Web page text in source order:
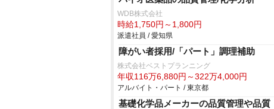
WDB株式会社
時給1,750円～1,800円
派遣社員 / 愛知県
障がい者採用/「パート」調理補助
株式会社ベストプランニング
年収116万6,880円～322万4,000円
アルバイト・パート / 東京都
基礎化学品メーカーの品質管理や品質